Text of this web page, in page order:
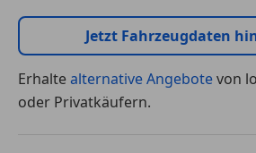
Jetzt Fahrzeugdaten
Erhaltealternative Angebotevon
oder Privatkäufern.